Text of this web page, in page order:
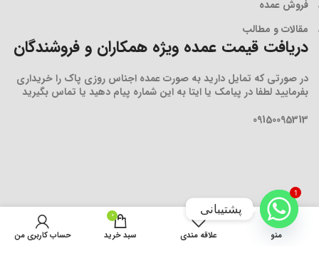
فروش عمده
مقالات و مطالب
دریافت قیمت عمده ویژه همکاران و فروشندگان
در صورتی که تمایل دارید به صورت عمده اجناس روزی پاک را خریداری
بفرمایید لطفا در پیامک یا ایتا به این شماره پیام دهید یا تماس بگیرید
09150095313
منو علاقه مندی
0
سبد خرید حساب کاربری من
1
پشتیبانی